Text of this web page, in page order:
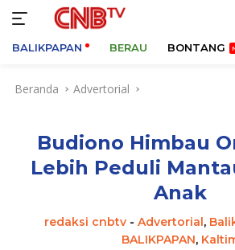
BALIKPAPAN BERAU BONTANG
Beranda Advertorial
Budiono Himbau
Lebih Peduli
Anak
redaksi cnbtv - Advertorial,
BALIKPAPAN,